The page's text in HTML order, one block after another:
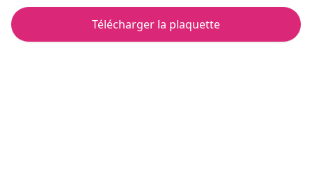
Télécharger la plaquette